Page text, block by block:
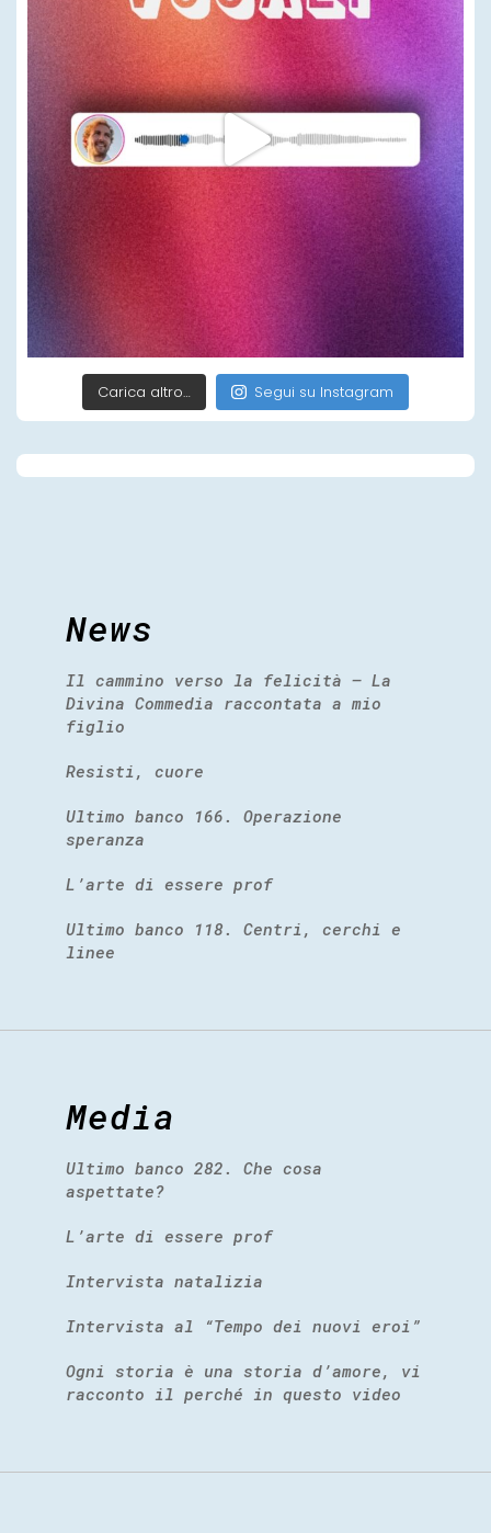
Carica altro… Segui su Instagram
News
Il cammino verso la felicità – La
Divina Commedia raccontata a mio
figlio
Resisti, cuore
Ultimo banco 166. Operazione
speranza
L’arte di essere prof
Ultimo banco 118. Centri, cerchi e
linee
Media
Ultimo banco 282. Che cosa
aspettate?
L’arte di essere prof
Intervista natalizia
Intervista al “Tempo dei nuovi eroi”
Ogni storia è una storia d’amore, vi
racconto il perché in questo video